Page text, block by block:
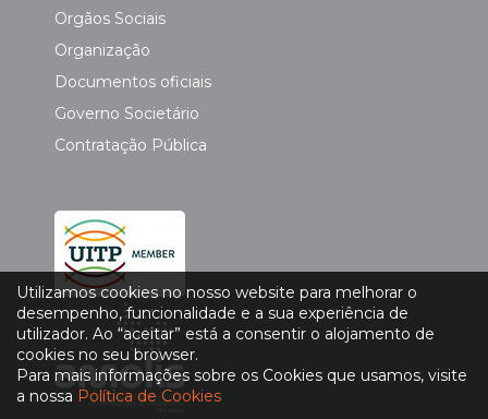
Orgãos Sociais
Organização
Documentos oficiais
Governo Societário
Contratação Pública
Utilizamos cookies no nosso website para melhorar o
desempenho, funcionalidade e a sua experiência de
utilizador. Ao “aceitar” está a consentir o alojamento de
cookies no seu browser.
Para mais informações sobre os Cookies que usamos, visite
a nossa Política de Cookies